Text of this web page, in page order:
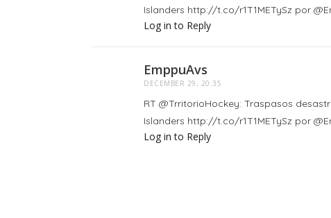
Islanders http://t.co/r1T1METySz por
Log in to Reply
EmppuAvs
DECEMBER 29, 20:35
RT @TrritorioHockey: Traspasos
Islanders http://t.co/r1T1METySz por
Log in to Reply